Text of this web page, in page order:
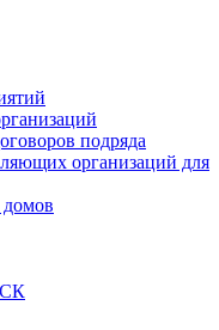
подряда
организаций для